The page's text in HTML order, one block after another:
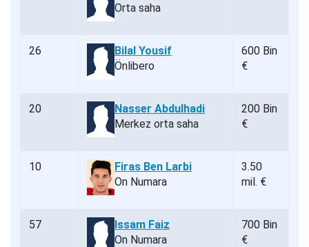
Orta saha
26
Bilal Yousif
Önlibero
600 Bin
€
20
Nasser Abdulhadi
Merkez orta saha
200 Bin
€
10
Firas Ben Larbi
On Numara
3.50
mil. €
57
Issam Faiz
On Numara
700 Bin
€